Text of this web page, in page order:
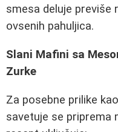
smesa deluje previše
ovsenih pahuljica.
Slani Mafini sa
Zurke
Za posebne prilike
savetuje se priprema